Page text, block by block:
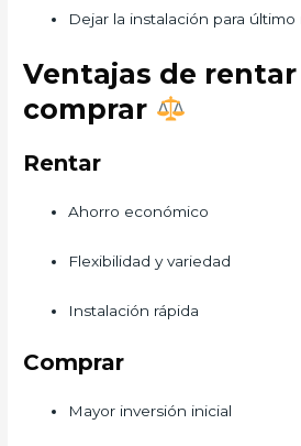
Dejar la instalación para
Ventajas de
comprar
Rentar
Ahorro económico
Flexibilidad y variedad
Instalación rápida
Comprar
Mayor inversión inicial